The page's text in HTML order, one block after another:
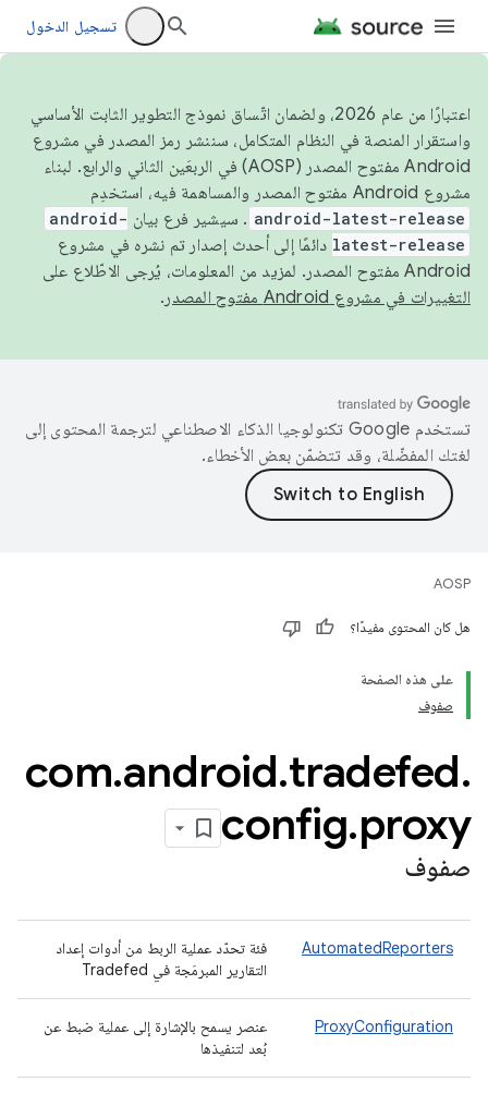
تسجيل الدخول
اعتبارًا من عام 2026، ولضمان اتّساق نموذج التطوير الثابت الأساسي
واستقرار المنصة في النظام المتكامل، سننشر رمز المصدر في مشروع
Android مفتوح المصدر (AOSP) في الربعَين الثاني والرابع. لبناء
مشروع Android مفتوح المصدر والمساهمة فيه، استخدِم
android-latest-release . سيشير فرع بيان android-
latest-release دائمًا إلى أحدث إصدار تم نشره في مشروع
Android مفتوح المصدر. لمزيد من المعلومات، يُرجى الاطّلاع على
التغييرات في مشروع Android مفتوح المصدر
.
تستخدم Google تكنولوجيا الذكاء الاصطناعي لترجمة المحتوى إلى
لغتك المفضّلة، وقد تتضمّن بعض الأخطاء.
AOSP
هل كان المحتوى مفيدًا؟
على هذه الصفحة
صفوف
com.android.tradefed.
config.proxy
صفوف
AutomatedReporters
فئة تحدّد عملية الربط من أدوات إعداد
التقارير المبرمَجة في Tradefed
ProxyConfiguration
عنصر يسمح بالإشارة إلى عملية ضبط عن
بُعد لتنفيذها